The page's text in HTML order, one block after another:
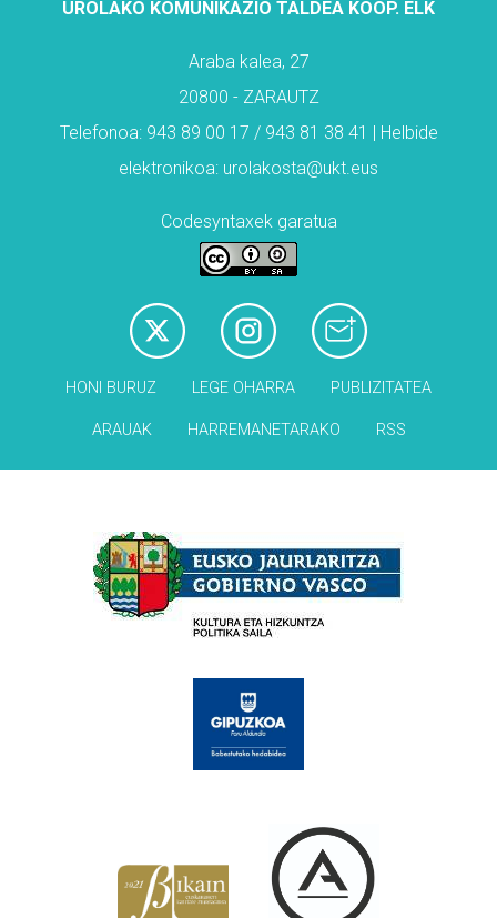
UROLAKO KOMUNIKAZIO TALDEA KOOP. ELK
Araba kalea, 27
20800 - ZARAUTZ
Telefonoa: 943 89 00 17 / 943 81 38 41 | Helbide
elektronikoa: urolakosta@ukt.eus
Codesyntaxek garatua
HONI BURUZ LEGE OHARRA PUBLIZITATEA
ARAUAK HARREMANETARAKO RSS